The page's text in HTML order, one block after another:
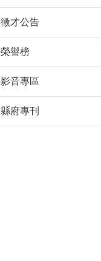
徵才公告
榮譽榜
影音專區
縣府專刊